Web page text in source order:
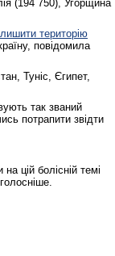
(194 750), Угорщина
територію
повідомила
Туніс, Єгипет,
так званий
потрапити звідти
цій болісній темі